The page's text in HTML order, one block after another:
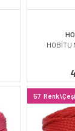
HOBİTU
57